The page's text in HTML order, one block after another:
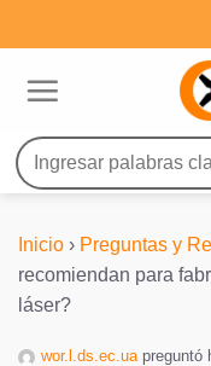
al
Buscar
por:
Inicio › Preguntas y
recomiendan para
láser?
wor.l.ds.ec.uapreguntó